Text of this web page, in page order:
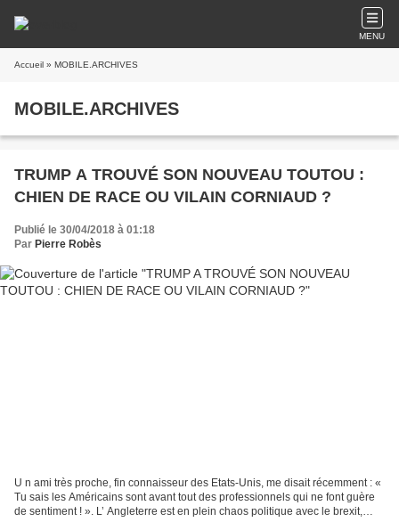
MENU
Accueil » MOBILE.ARCHIVES
MOBILE.ARCHIVES
TRUMP A TROUVÉ SON NOUVEAU TOUTOU :
CHIEN DE RACE OU VILAIN CORNIAUD ?
Publié le 30/04/2018 à 01:18
Par Pierre Robès
U n ami très proche, fin connaisseur des Etats-Unis, me disait récemment : «
Tu sais les Américains sont avant tout des professionnels qui ne font guère
de sentiment ! ». L’ Angleterre est en plein chaos politique avec le brexit,